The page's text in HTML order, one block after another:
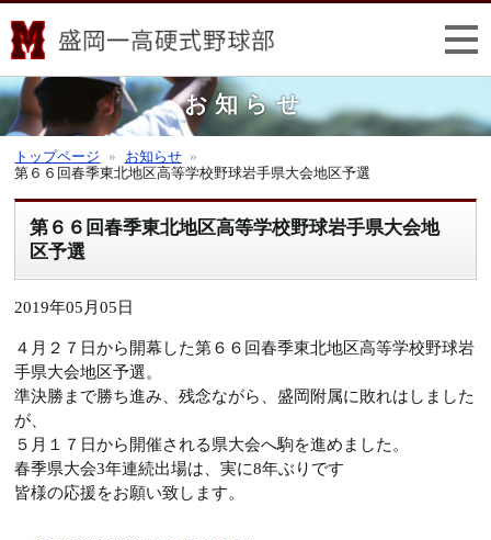
お知らせ
トップページ
お知らせ
第６６回春季東北地区高等学校野球岩手県大会地区予選
第６６回春季東北地区高等学校野球岩手県大会地
区予選
2019年05月05日
４月２７日から開幕した第６６回春季東北地区高等学校野球岩
手県大会地区予選。
準決勝まで勝ち進み、残念ながら、盛岡附属に敗れはしました
が、
５月１７日から開催される県大会へ駒を進めました。
春季県大会3年連続出場は、実に8年ぶりです
皆様の応援をお願い致します。